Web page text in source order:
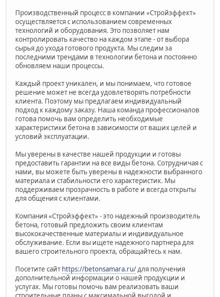
Производственный процесс в компании «Стройэффект»
осуществляется с использованием современных
технологий и оборудования. Это позволяет нам
контролировать качество на каждом этапе - от выбора
сырья до ухода готового продукта. Мы следим за
последними трендами в технологии бетона и постоянно
обновляем наши процессы.
Каждый проект уникален, и мы понимаем, что готовое
решение может не всегда удовлетворять потребности
клиента. Поэтому мы предлагаем индивидуальный
подход к каждому заказу. Наша команда профессионалов
готова помочь вам определить необходимые
характеристики бетона в зависимости от ваших целей и
условий эксплуатации.
Мы уверены в качестве нашей продукции и готовы
предоставить гарантии на все виды бетона. Сотрудничая с
нами, вы можете быть уверены в надежности выбранного
материала и стабильности его характеристик. Мы
поддерживаем прозрачность в работе и всегда открыты
для общения с клиентами.
Компания «Стройэффект» - это надежный производитель
бетона, готовый предложить своим клиентам
высококачественные материалы и индивидуальное
обслуживание. Если вы ищете надежного партнера для
вашего строительного проекта, обращайтесь к нам.
Посетите сайт https://betonsamara.ru/для получения
дополнительной информации о нашей продукции и
услугах. Мы готовы помочь вам реализовать ваши